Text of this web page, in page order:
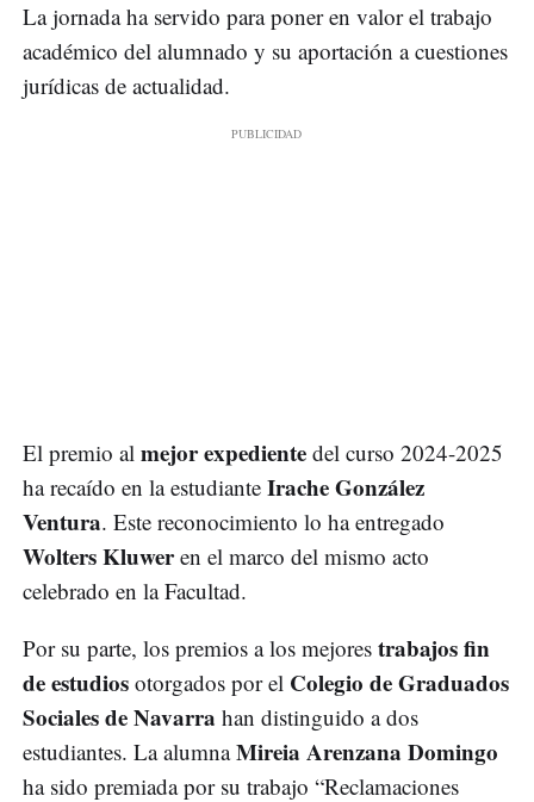
La jornada ha servido para poner en valor el trabajo
académico del alumnado y su aportación a cuestiones
jurídicas de actualidad.
El premio al mejor expediente del curso 2024-2025
ha recaído en la estudiante Irache González
Ventura. Este reconocimiento lo ha entregado
Wolters Kluweren el marco del mismo acto
celebrado en la Facultad.
Por su parte, los premios a los mejores trabajos fin
de estudios otorgados por el Colegio de Graduados
Sociales de Navarra han distinguido a dos
estudiantes. La alumnaMireia Arenzana Domingo
ha sido premiada por su trabajo “Reclamaciones